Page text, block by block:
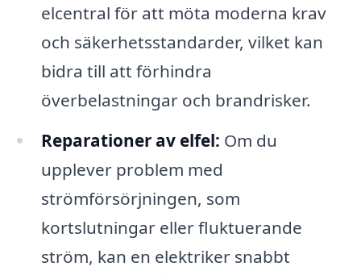
elcentral för att möta moderna krav
och säkerhetsstandarder, vilket kan
bidra till att förhindra
överbelastningar och brandrisker.
Reparationer av elfel: Om du
upplever problem med
strömförsörjningen, som
kortslutningar eller fluktuerande
ström, kan en elektriker snabbt